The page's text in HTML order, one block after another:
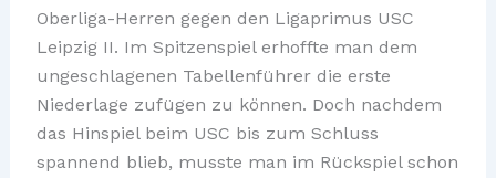
Oberliga-Herren gegen den Ligaprimus USC
Leipzig II. Im Spitzenspiel erhoffte man dem
ungeschlagenen Tabellenführer die erste
Niederlage zufügen zu können. Doch nachdem
das Hinspiel beim USC bis zum Schluss
spannend blieb, musste man im Rückspiel schon